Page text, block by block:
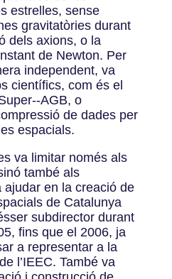
estrelles, sense
gravitatòries durant
dels axions, o la
de Newton. Per
independent, va
científics, com és el
­‐AGB, o
de dades per
espacials.
va limitar només als
també als
en la creació de
de Catalunya
subdirector durant
fins que el 2006, ja
a representar a la
l’IEEC. També va